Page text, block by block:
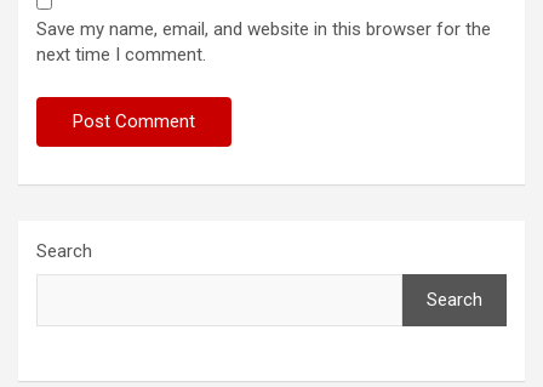
Save my name, email, and website in this browser for the
next time I comment.
Search
Search